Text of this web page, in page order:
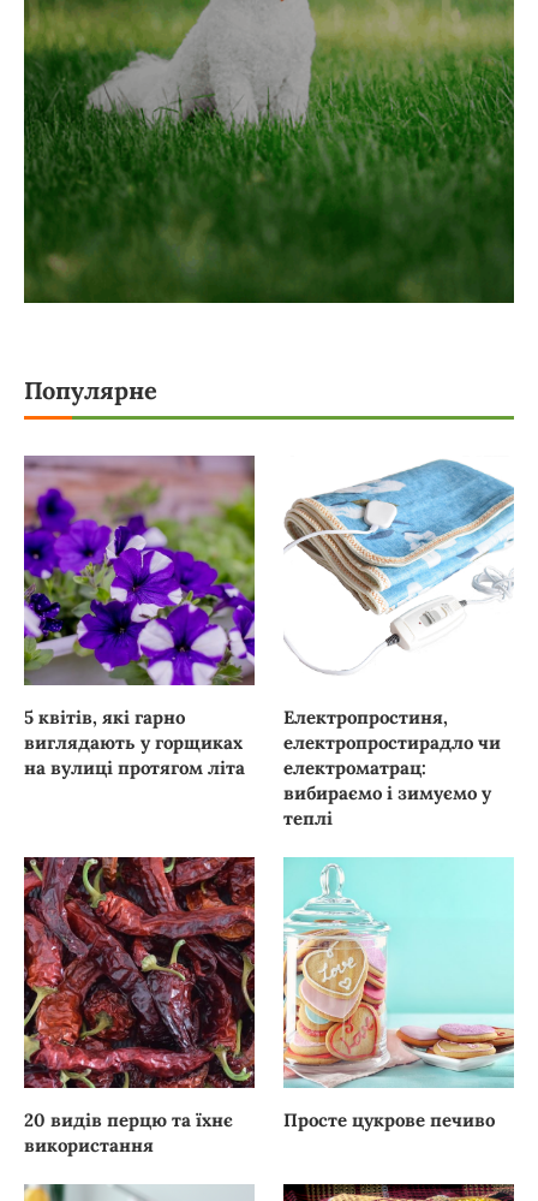
Популярне
5 квітів, які гарно
виглядають у горщиках
на вулиці протягом літа
Електропростиня,
електропростирадло чи
електроматрац:
вибираємо і зимуємо у
теплі
20 видів перцю та їхнє
використання
Просте цукрове печиво